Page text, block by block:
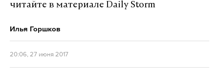
читайте в материале Daily Storm
Илья Горшков
20:06, 27 июня 2017